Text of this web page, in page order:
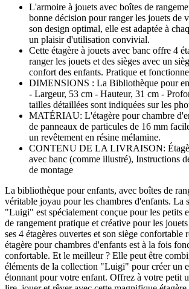
L'armoire à jouets avec boîtes de
bonne décision pour ranger les jouets de
son design optimal, elle est adaptée à
un plaisir d'utilisation convivial.
Cette étagère à jouets avec banc offre 4
ranger les jouets et des sièges avec un
confort des enfants. Pratique et
DIMENSIONS : La Bibliothèque pour
- Largeur, 53 cm - Hauteur, 31 cm -
tailles détaillées sont indiquées sur les
MATÉRIAU: L'étagère pour chambre
de panneaux de particules de 16 mm
un revêtement en résine mélamine.
CONTENU DE LA LIVRAISON:
avec banc (comme illustré), Instructions
de montage
La bibliothèque pour enfants, avec boîtes de
véritable joyau pour les chambres d'enfants. La
"Luigi" est spécialement conçue pour les petits
de rangement pratique et créative pour les
ses 4 étagères ouvertes et son siège confortable
étagère pour chambres d'enfants est à la fois
confortable. Et le meilleur ? Elle peut être
éléments de la collection "Luigi" pour créer un
étonnant pour votre enfant. Offrez à votre petit